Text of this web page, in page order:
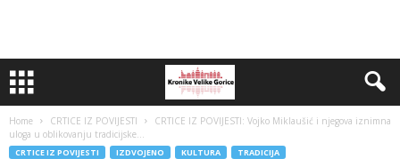
Home CRTICE IZ POVIJESTI
CRTICE IZ POVIJESTI: Vojko Miklaušić i njegova iznimna
uloga u oblikovanju tradicijske...
CRTICE IZ POVIJESTI IZDVOJENO KULTURA TRADICIJA